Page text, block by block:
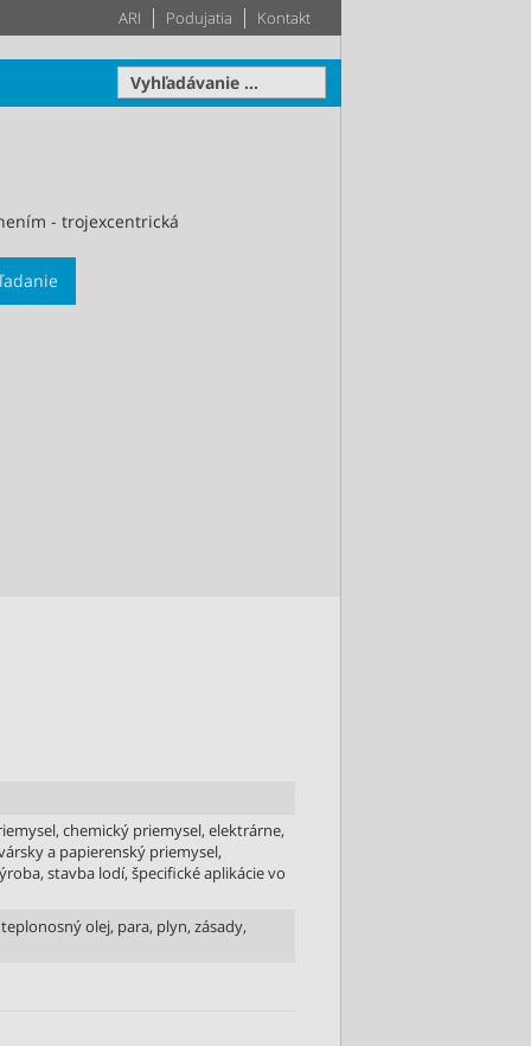
ARI Podujatia Kontakt
Pohon
- trojexcentrická
chemický priemysel, elektrárne,
a papierenský priemysel,
stavba lodí, špecifické aplikácie vo
olej, para, plyn, zásady,